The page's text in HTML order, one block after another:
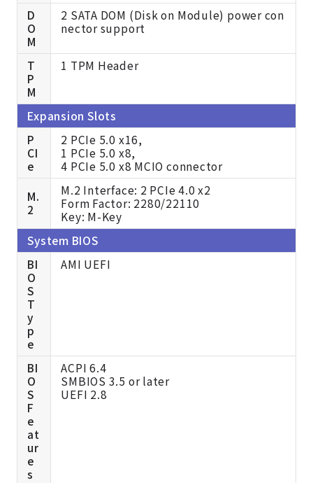
D
O
M
2 SATA DOM (Disk on Module) power con
nector support
T
P
M
1 TPM Header
Expansion Slots
P
CI
e
2 PCIe 5.0 x16,
1 PCIe 5.0 x8,
4 PCIe 5.0 x8 MCIO connector
M.
2
M.2 Interface: 2 PCIe 4.0 x2
Form Factor: 2280/22110
Key: M-Key
System BIOS
BI
O
S
T
y
p
e
AMI UEFI
BI
O
S
F
e
at
ur
e
s
ACPI 6.4
SMBIOS 3.5 or later
UEFI 2.8